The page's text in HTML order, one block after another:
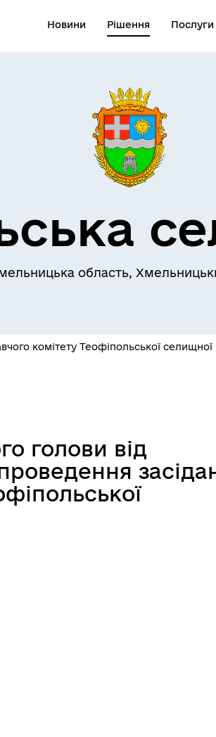
Новини Рішення Послуги
область,
комітету Теофіпольської селищної
голови від